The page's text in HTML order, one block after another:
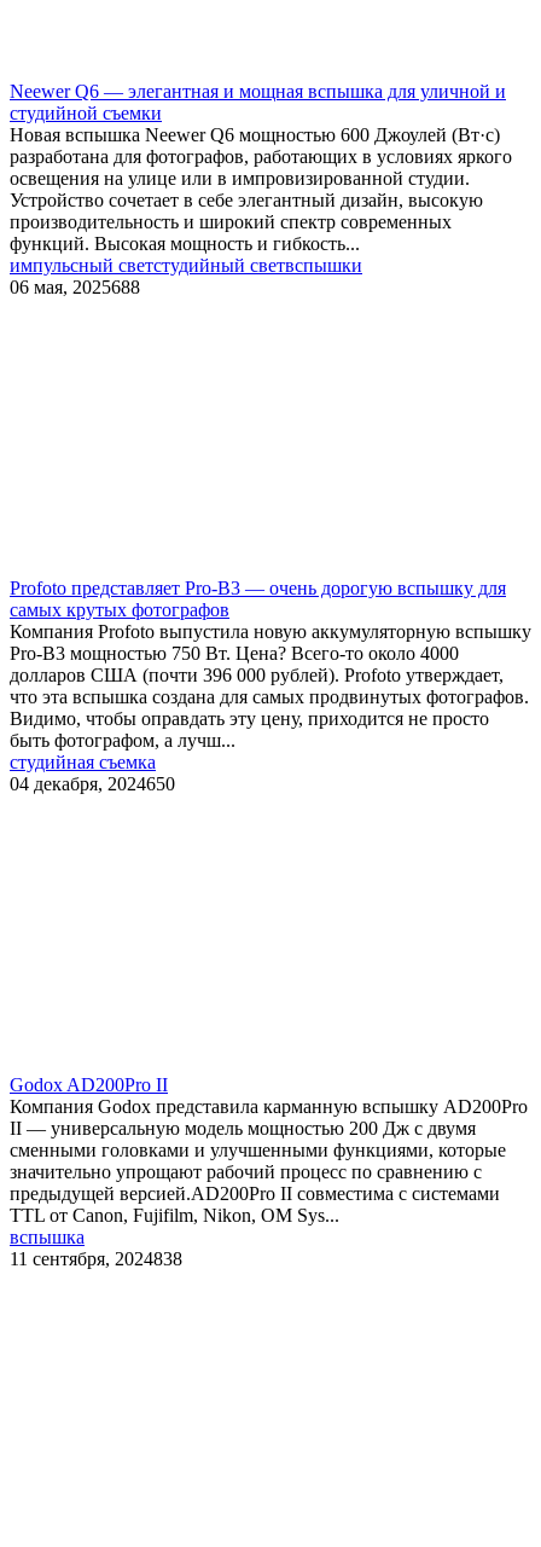
Neewer Q6 — элегантная и мощная вспышка для уличной и
студийной съемки
Новая вспышка Neewer Q6 мощностью 600 Джоулей (Вт·с)
разработана для фотографов, работающих в условиях яркого
освещения на улице или в импровизированной студии.
Устройство сочетает в себе элегантный дизайн, высокую
производительность и широкий спектр современных
функций. Высокая мощность и гибкость...
импульсный светстудийный светвспышки
06 мая, 2025688
Profoto представляет Pro-B3 — очень дорогую вспышку для
самых крутых фотографов
Компания Profoto выпустила новую аккумуляторную вспышку
Pro-B3 мощностью 750 Вт. Цена? Всего-то около 4000
долларов США (почти 396 000 рублей). Profoto утверждает,
что эта вспышка создана для самых продвинутых фотографов.
Видимо, чтобы оправдать эту цену, приходится не просто
быть фотографом, а лучш...
студийная съемка
04 декабря, 2024650
Godox AD200Pro II
Компания Godox представила карманную вспышку AD200Pro
II — универсальную модель мощностью 200 Дж с двумя
сменными головками и улучшенными функциями, которые
значительно упрощают рабочий процесс по сравнению с
предыдущей версией.AD200Pro II совместима с системами
TTL от Canon, Fujifilm, Nikon, OM Sys...
вспышка
11 сентября, 2024838